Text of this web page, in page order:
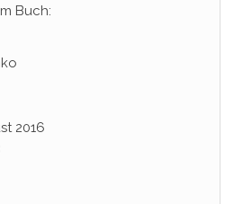
Buch:
2016